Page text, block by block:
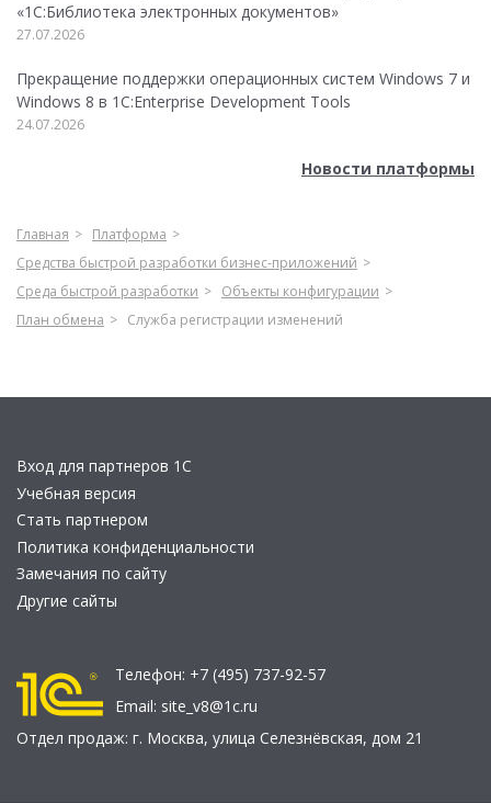
«1С:Библиотека электронных документов»
27.07.2026
Прекращение поддержки операционных систем Windows 7 и
Windows 8 в 1C:Enterprise Development Tools
24.07.2026
Новости платформы
Главная
Платформа
Средства быстрой разработки бизнес-приложений
Среда быстрой разработки
Объекты конфигурации
План обмена
Служба регистрации изменений
Вход для партнеров 1С
Учебная версия
Стать партнером
Политика конфиденциальности
Замечания по сайту
Другие сайты
Телефон: +7 (495) 737-92-57
Email: site_v8@1c.ru
Отдел продаж: г. Москва, улица Селезнёвская, дом 21